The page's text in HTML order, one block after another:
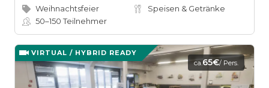
Weihnachtsfeier
Speisen & Getränke
50–150Teilnehmer
VIRTUAL / HYBRID READY
ca.65€/ Pers.